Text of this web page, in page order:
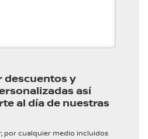
descuentos y
así
al día de nuestras
por cualquier medio incluidos